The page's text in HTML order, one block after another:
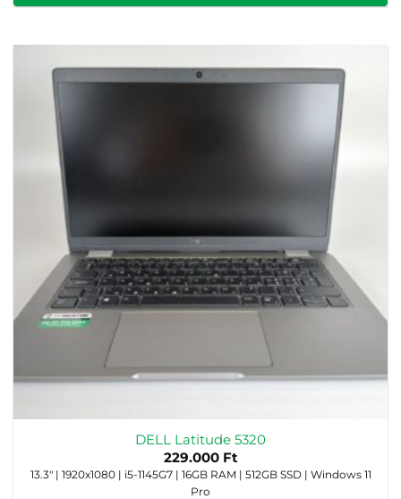
DELL Latitude 5320
229.000 Ft
13.3" | 1920x1080 | i5-1145G7 | 16GB RAM | 512GB SSD | Windows 11
Pro